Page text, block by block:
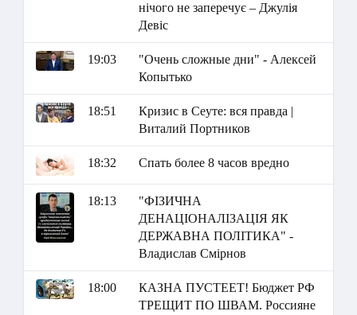
нічого не заперечує – Джулія
Девіс
19:03
"Очень сложные дни" - Алексей
Копытько
18:51
Кризис в Сеуте: вся правда |
Виталий Портников
18:32 Спать более 8 часов вредно
18:13
"ФІЗИЧНА
ДЕНАЦІОНАЛІЗАЦІЯ ЯК
ДЕРЖАВНА ПОЛІТИКА" -
Владислав Смірнов
18:00
КАЗНА ПУСТЕЕТ! Бюджет РФ
ТРЕЩИТ ПО ШВАМ. Россияне